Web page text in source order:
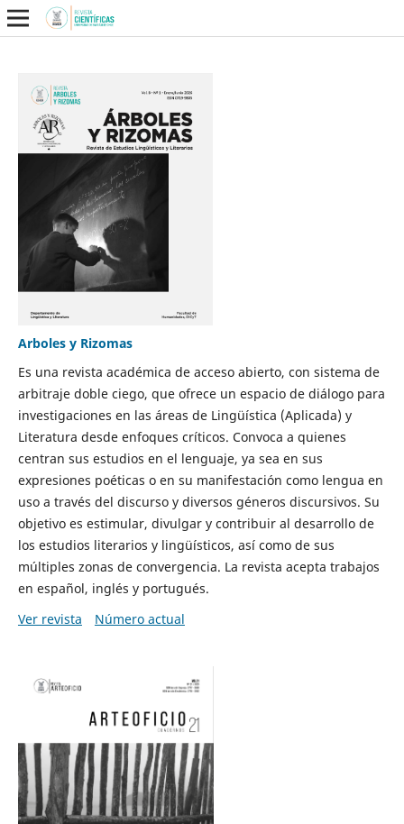
Arboles y Rizomas
Es una revista académica de acceso abierto, con sistema de
arbitraje doble ciego, que ofrece un espacio de diálogo para
investigaciones en las áreas de Lingüística (Aplicada) y
Literatura desde enfoques críticos. Convoca a quienes
centran sus estudios en el lenguaje, ya sea en sus
expresiones poéticas o en su manifestación como lengua en
uso a través del discurso y diversos géneros discursivos. Su
objetivo es estimular, divulgar y contribuir al desarrollo de
los estudios literarios y lingüísticos, así como de sus
múltiples zonas de convergencia. La revista acepta trabajos
en español, inglés y portugués.
Ver revista
Número actual